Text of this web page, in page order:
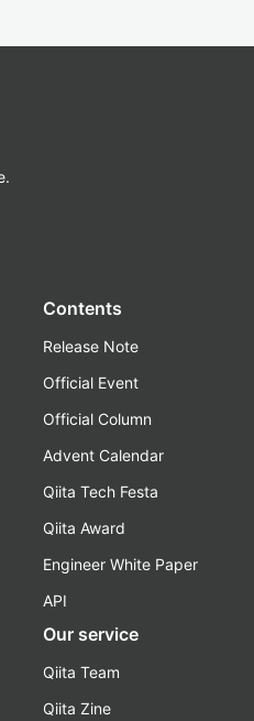
Contents
Release Note
Official Event
Official Column
Advent Calendar
Qiita Tech Festa
Qiita Award
Engineer White Paper
API
Our service
Qiita Team
Qiita Zine